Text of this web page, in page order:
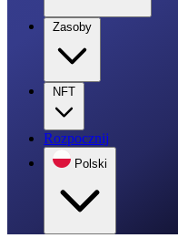
Zasoby
NFT
Rozpocznij
Polski